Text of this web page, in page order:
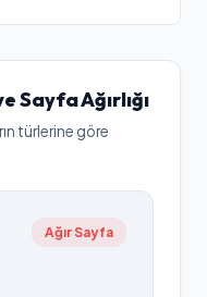
Sayfa Ağırlığı
türlerine göre
Ağır Sayfa